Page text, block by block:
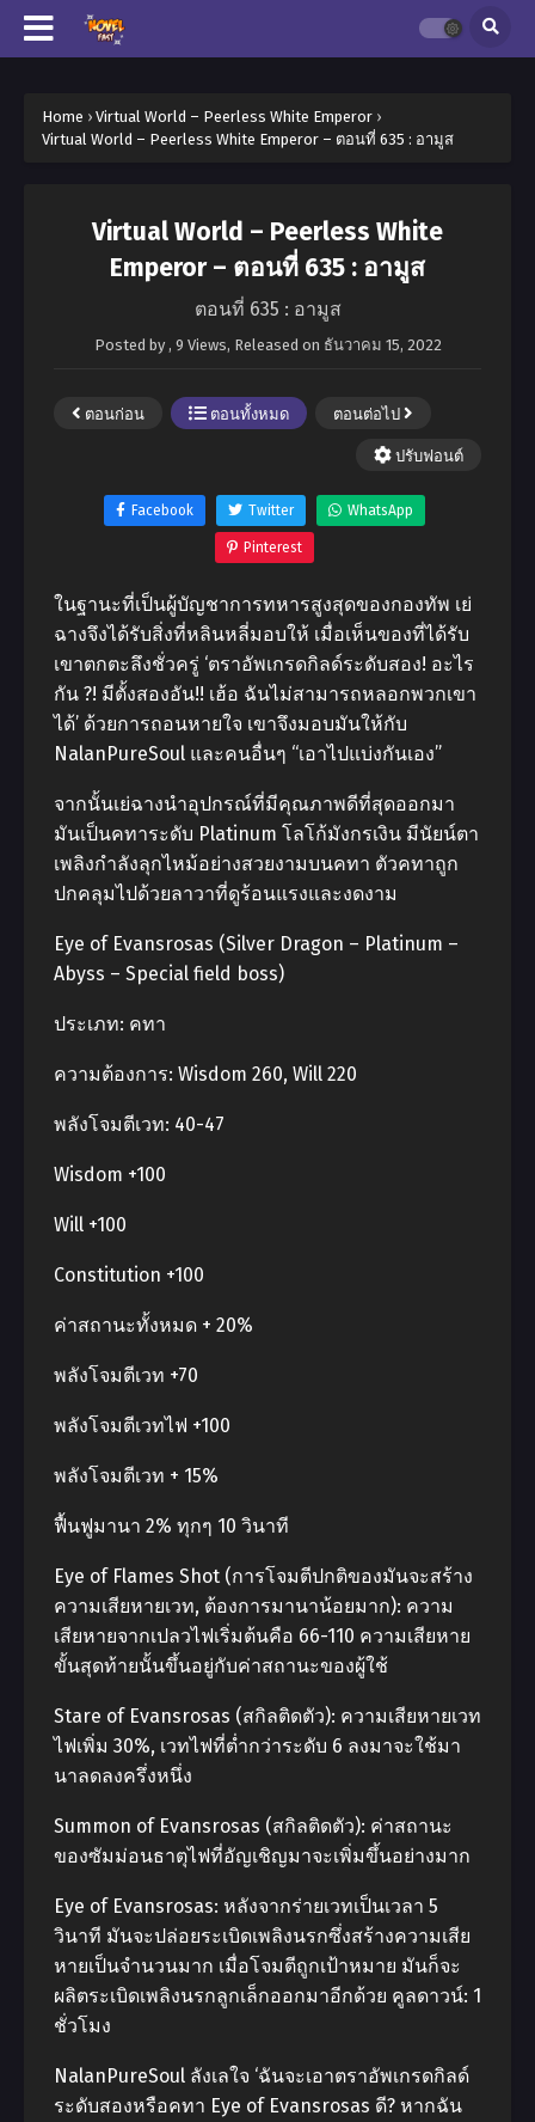
Home › Virtual World – Peerless White Emperor ›
Virtual World – Peerless White Emperor – ตอนที่ 635 : อามูส
Virtual World – Peerless White
Emperor – ตอนที่ 635 : อามูส
ตอนที่ 635 : อามูส
Posted by , 9 Views, Released on ธันวาคม 15, 2022
ตอนก่อน ตอนทั้งหมด ตอนต่อไป
ปรับฟอนต์
Facebook Twitter WhatsApp
Pinterest
ในฐานะที่เป็นผู้บัญชาการทหารสูงสุดของกองทัพ เย่
ฉางจึงได้รับสิ่งที่หลินหลี่มอบให้ เมื่อเห็นของที่ได้รับ
เขาตกตะลึงชั่วครู่ ‘ตราอัพเกรดกิลด์ระดับสอง! อะไร
กัน ?! มีตั้งสองอัน!! เฮ้อ ฉันไม่สามารถหลอกพวกเขา
ได้’ ด้วยการถอนหายใจ เขาจึงมอบมันให้กับ
NalanPureSoul และคนอื่นๆ “เอาไปแบ่งกันเอง”
จากนั้นเย่ฉางนำอุปกรณ์ที่มีคุณภาพดีที่สุดออกมา
มันเป็นคทาระดับ Platinum โลโก้มังกรเงิน มีนัยน์ตา
เพลิงกำลังลุกไหม้อย่างสวยงามบนคทา ตัวคทาถูก
ปกคลุมไปด้วยลาวาที่ดูร้อนแรงและงดงาม
Eye of Evansrosas (Silver Dragon – Platinum –
Abyss – Special field boss)
ประเภท: คทา
ความต้องการ: Wisdom 260, Will 220
พลังโจมตีเวท: 40-47
Wisdom +100
Will +100
Constitution +100
ค่าสถานะทั้งหมด + 20%
พลังโจมตีเวท +70
พลังโจมตีเวทไฟ +100
พลังโจมตีเวท + 15%
ฟื้นฟูมานา 2% ทุกๆ 10 วินาที
Eye of Flames Shot (การโจมตีปกติของมันจะสร้าง
ความเสียหายเวท, ต้องการมานาน้อยมาก): ความ
เสียหายจากเปลวไฟเริ่มต้นคือ 66-110 ความเสียหาย
ขั้นสุดท้ายนั้นขึ้นอยู่กับค่าสถานะของผู้ใช้
Stare of Evansrosas (สกิลติดตัว): ความเสียหายเวท
ไฟเพิ่ม 30%, เวทไฟที่ต่ำกว่าระดับ 6 ลงมาจะใช้มา
นาลดลงครึ่งหนึ่ง
Summon of Evansrosas (สกิลติดตัว): ค่าสถานะ
ของซัมม่อนธาตุไฟที่อัญเชิญมาจะเพิ่มขึ้นอย่างมาก
Eye of Evansrosas: หลังจากร่ายเวทเป็นเวลา 5
วินาที มันจะปล่อยระเบิดเพลิงนรกซึ่งสร้างความเสีย
หายเป็นจำนวนมาก เมื่อโจมตีถูกเป้าหมาย มันก็จะ
ผลิตระเบิดเพลิงนรกลูกเล็กออกมาอีกด้วย คูลดาวน์: 1
ชั่วโมง
NalanPureSoul ลังเลใจ ‘ฉันจะเอาตราอัพเกรดกิลด์
ระดับสองหรือคทา Eye of Evansrosas ดี? หากฉัน